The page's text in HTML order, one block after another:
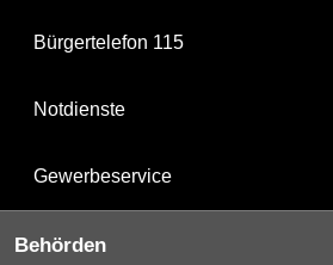
Bürgertelefon 115
Notdienste
Gewerbeservice
Behörden